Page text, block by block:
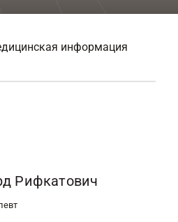
информация
Рифкатович